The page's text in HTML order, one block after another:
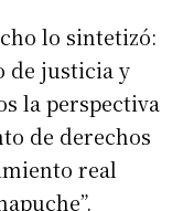
lo sintetizó:
de justicia y
la perspectiva
de derechos
real